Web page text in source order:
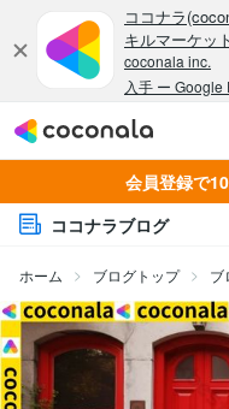
会員登録で
ココナラブログ
ホーム ブログトップ ブ